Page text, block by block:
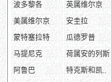
波多黎各
英属维尔京
美属维尔京
安圭拉
蒙特塞拉特
瓜德罗普
马提尼克
荷属安的列斯
阿鲁巴
特克斯和凯..